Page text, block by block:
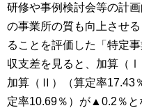
研修や事例検討会等の計
の事業所の質も向上させ
ることを評価した「特定
収支差を見ると、加算（
加算（Ⅱ）（算定率17.43
定率10.69％）が▲ 0.2 ％